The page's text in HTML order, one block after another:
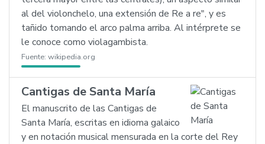
al del violonchelo, una extensión de Re a re", y es
tañido tomando el arco palma arriba. Al intérprete se
le conoce como violagambista.
Fuente: wikipedia.org
Cantigas de Santa María
El manuscrito de las Cantigas de
Santa María, escritas en idioma galaico
y en notación musical mensurada en la corte del Rey